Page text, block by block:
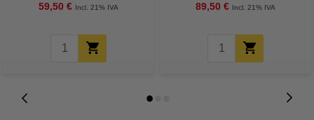
59,50 € Incl. 21% IVA 89,50 € Incl. 21% IVA